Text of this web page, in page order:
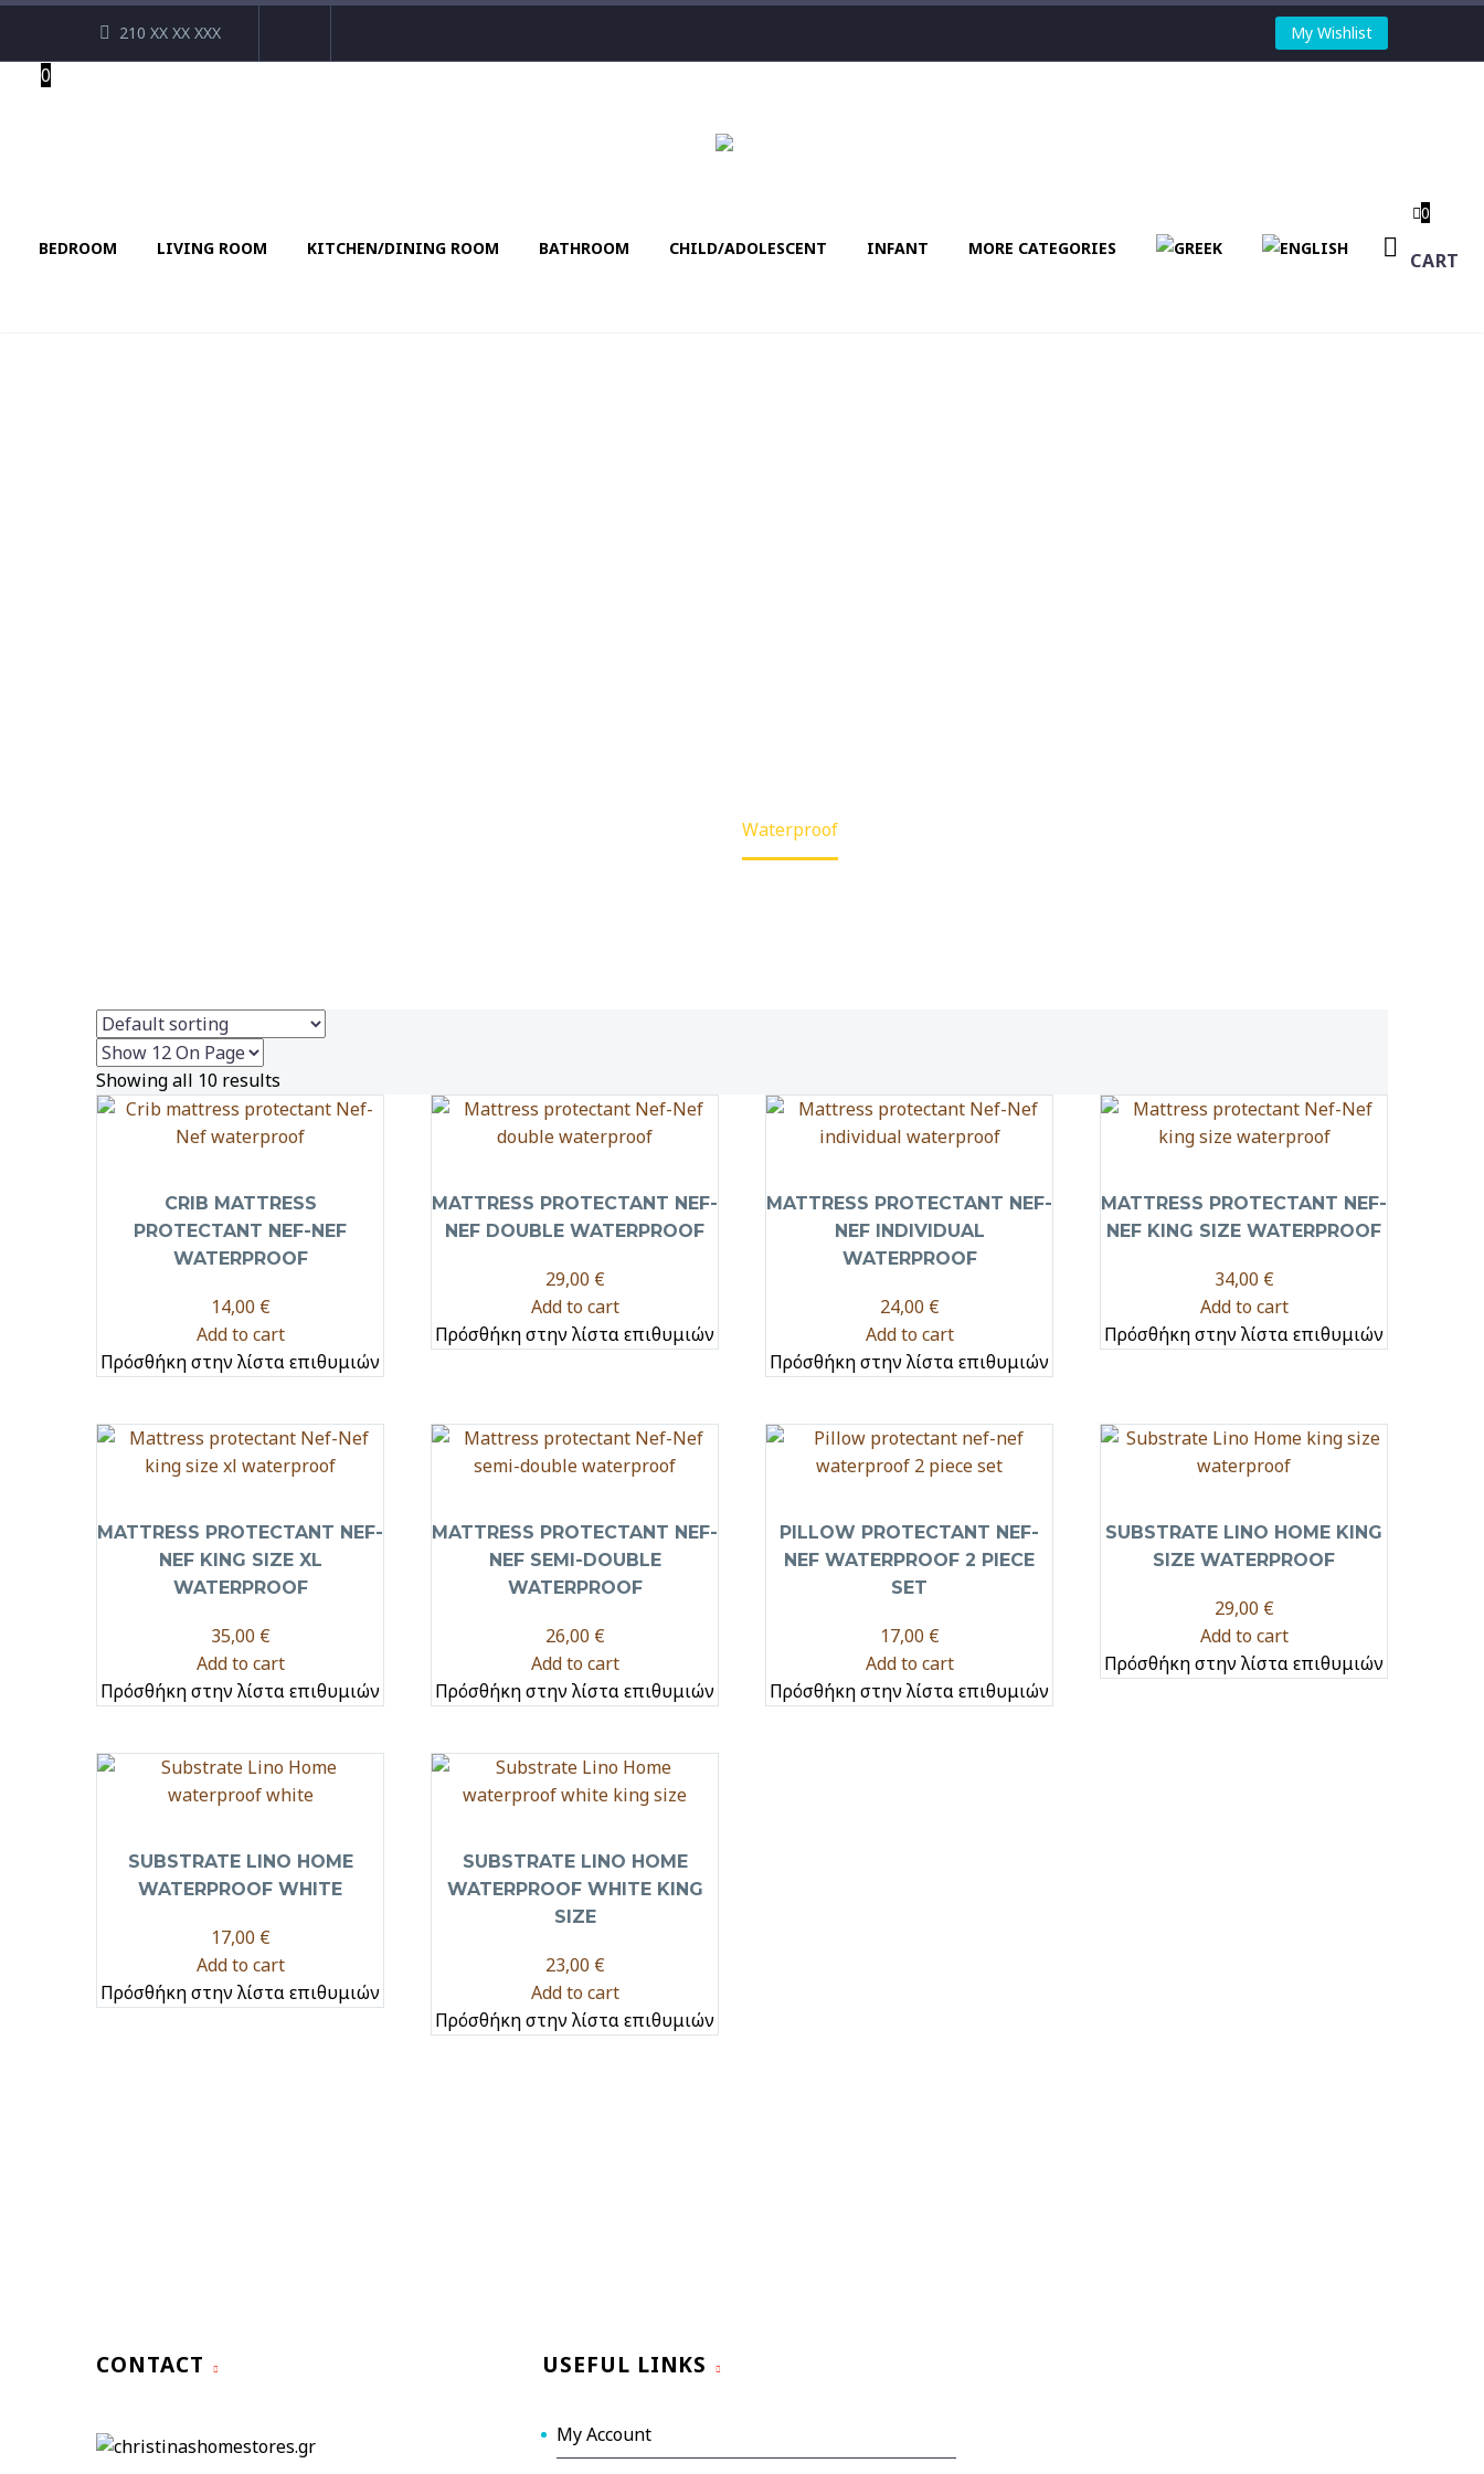
210 XX XX XXX My Wishlist
0
BEDROOM LIVING ROOM KITCHEN/DINING ROOM BATHROΟM CHILD/ADOLESCENT INFANT MORE CATEGORIES
0
CART
Waterproof
Showing all 10 results
CRIB MATTRESS
PROTECTANT NEF-NEF
WATERPROOF
14,00 €
Add to cart
Πρόσθήκη στην λίστα επιθυμιών
MATTRESS PROTECTANT NEF-
NEF DOUBLE WATERPROOF
29,00 €
Add to cart
Πρόσθήκη στην λίστα επιθυμιών
MATTRESS PROTECTANT NEF-
NEF INDIVIDUAL
WATERPROOF
24,00 €
Add to cart
Πρόσθήκη στην λίστα επιθυμιών
MATTRESS PROTECTANT NEF-
NEF KING SIZE WATERPROOF
34,00 €
Add to cart
Πρόσθήκη στην λίστα επιθυμιών
MATTRESS PROTECTANT NEF-
NEF KING SIZE XL
WATERPROOF
35,00 €
Add to cart
Πρόσθήκη στην λίστα επιθυμιών
MATTRESS PROTECTANT NEF-
NEF SEMI-DOUBLE
WATERPROOF
26,00 €
Add to cart
Πρόσθήκη στην λίστα επιθυμιών
PILLOW PROTECTANT NEF-
NEF WATERPROOF 2 PIECE
SET
17,00 €
Add to cart
Πρόσθήκη στην λίστα επιθυμιών
SUBSTRATE LINO HOME KING
SIZE WATERPROOF
29,00 €
Add to cart
Πρόσθήκη στην λίστα επιθυμιών
SUBSTRATE LINO HOME
WATERPROOF WHITE
17,00 €
Add to cart
Πρόσθήκη στην λίστα επιθυμιών
SUBSTRATE LINO HOME
WATERPROOF WHITE KING
SIZE
23,00 €
Add to cart
Πρόσθήκη στην λίστα επιθυμιών
CONTACT USEFUL LINKS
My Account